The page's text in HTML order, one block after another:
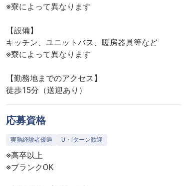
※寮によって異なります
【設備】
キッチン、ユニットバス、暖房器具等など
※寮によって異なります
【勤務地までのアクセス】
徒歩15分（送迎あり）
応募資格
実務経験者優遇 U・Iターン歓迎
※高卒以上
※ブランクOK